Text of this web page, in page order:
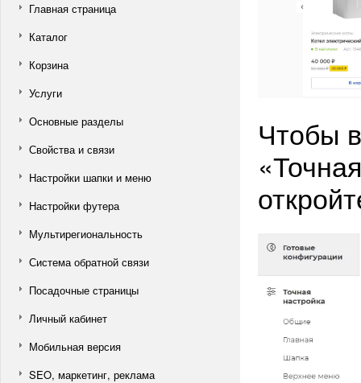
Главная страница
Каталог
Корзина
Услуги
Основные разделы
Свойства и связи
Настройки шапки и меню
Настройки футера
Мультирегиональность
Система обратной связи
Посадочные страницы
Личный кабинет
Мобильная версия
SEO, маркетинг, реклама
Чтобы